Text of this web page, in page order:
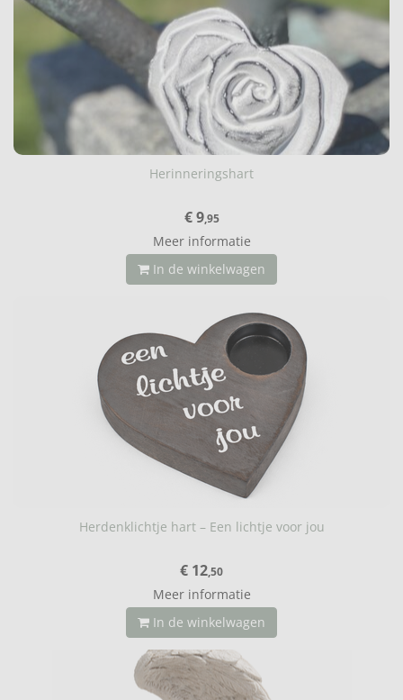
Herinneringshart
€ 9,95
Meer informatie
In de winkelwagen
Herdenklichtje hart – Een lichtje voor jou
€ 12,50
Meer informatie
In de winkelwagen